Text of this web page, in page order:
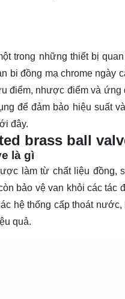
trong những thiết bị
bi đồng mạ chrome
điểm, nhược điểm và
để đảm bảo hiệu suất
đây.
brass ball
là gì
làm từ chất liệu
bảo vệ van khỏi các
hệ thống cấp thoát
quả.